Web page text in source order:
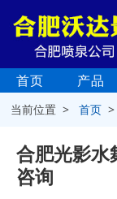
首页 产品
当前位置 >首页 >
合肥光影水
咨询